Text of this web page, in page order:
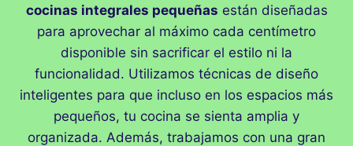
cocinas integrales pequeñas están diseñadas
para aprovechar al máximo cada centímetro
disponible sin sacrificar el estilo ni la
funcionalidad. Utilizamos técnicas de diseño
inteligentes para que incluso en los espacios más
pequeños, tu cocina se sienta amplia y
organizada. Además, trabajamos con una gran